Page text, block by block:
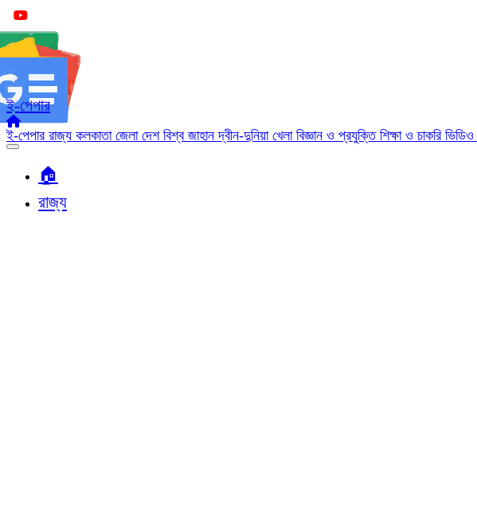
ই-পেপার
ই-পেপার রাজ্য কলকাতা জেলা দেশ বিশ্ব জাহানদ্বীন-দুনিয়া খেলা বিজ্ঞান ও প্রযুক্তি শিক্ষা ও চাকরি ভিডিও
🏠︎
রাজ্য